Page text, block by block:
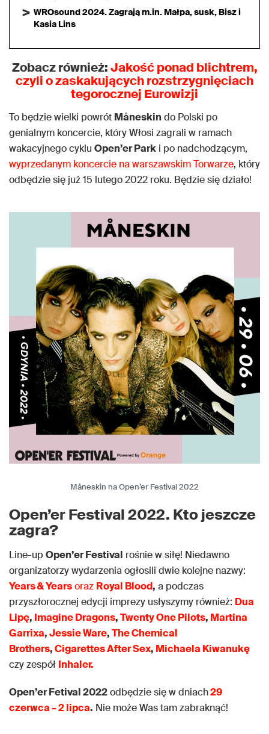
WROsound 2024. Zagrają m.in. Małpa, susk, Bisz i
Kasia Lins
Zobacz również:Jakość ponad blichtrem,
czyli o zaskakujących rozstrzygnięciach
tegorocznej Eurowizji
To będzie wielki powrót Måneskindo Polski po
genialnym koncercie, który Włosi zagrali w ramach
wakacyjnego cyklu Open’er Park i po nadchodzącym,
wyprzedanym koncercie na warszawskim Torwarze, który
odbędzie się już 15 lutego 2022 roku. Będzie się działo!
Måneskin na Open’er Festival 2022
Open’er Festival 2022. Kto jeszcze
zagra?
Line-upOpen’er Festival rośnie w siłę! Niedawno
organizatorzy wydarzenia ogłosili dwie kolejne nazwy:
Years & Yearsoraz Royal Blood, a podczas
przyszłorocznej edycji imprezy usłyszymy również: Dua
Lipę, Imagine Dragons,Twenty One Pilots, Martina
Garrixa,Jessie Ware,The Chemical
Brothers,Cigarettes After Sex, Michaela Kiwanukę
czy zespół Inhaler.
Open’er Fetival 2022odbędzie się w dniach29
czerwca – 2 lipca. Nie może Was tam zabraknąć!